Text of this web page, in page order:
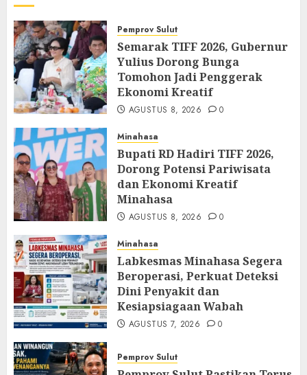
Pemprov Sulut
Semarak TIFF 2026, Gubernur
Yulius Dorong Bunga
Tomohon Jadi Penggerak
Ekonomi Kreatif
AGUSTUS 8, 2026 0
Minahasa
Bupati RD Hadiri TIFF 2026,
Dorong Potensi Pariwisata
dan Ekonomi Kreatif
Minahasa
AGUSTUS 8, 2026 0
Minahasa
Labkesmas Minahasa Segera
Beroperasi, Perkuat Deteksi
Dini Penyakit dan
Kesiapsiagaan Wabah
AGUSTUS 7, 2026 0
Pemprov Sulut